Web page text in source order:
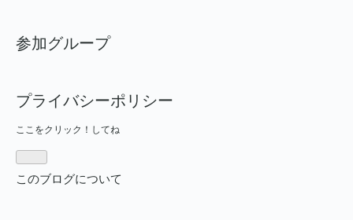
参加グループ
プライバシーポリシー
ここをクリック！してね
このブログについて